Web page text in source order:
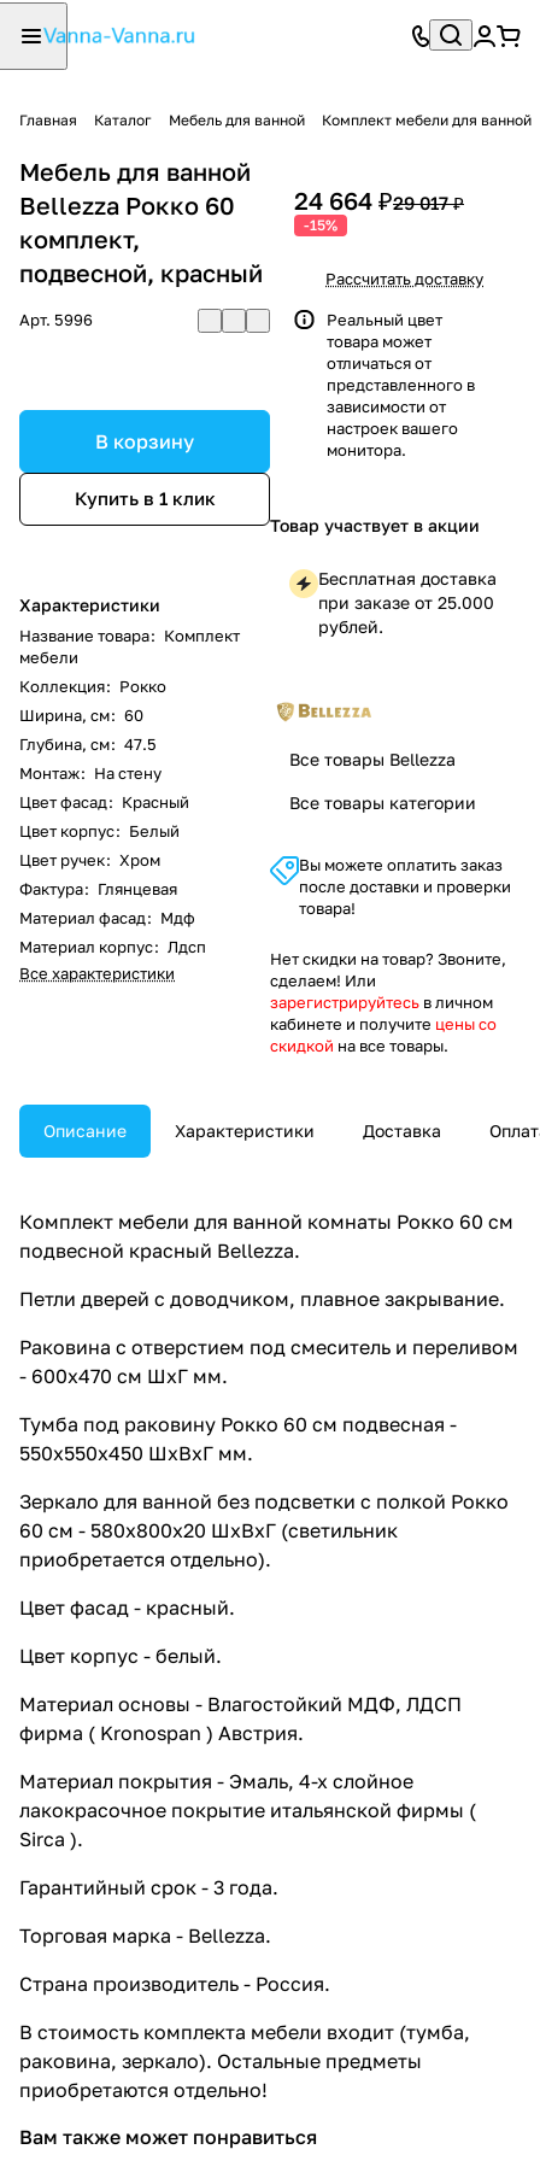
Главная Каталог Мебель для ванной Комплект мебели для ванной
Мебель для ванной
Bellezza Рокко 60
комплект,
подвесной, красный
Арт. 5996
В корзину
Купить в 1 клик
Характеристики
Название товара: Комплект
мебели
Коллекция: Рокко
Ширина, см: 60
Глубина, см: 47.5
Монтаж: На стену
Цвет фасад: Красный
Цвет корпус: Белый
Цвет ручек: Хром
Фактура: Глянцевая
Материал фасад: Мдф
Материал корпус: Лдсп
Все характеристики
24 664 ₽29 017 ₽
-15%
Рассчитать доставку
Реальный цвет
товара может
отличаться от
представленного в
зависимости от
настроек вашего
монитора.
Товар участвует в акции
Бесплатная доставка
при заказе от 25.000
рублей.
Все товары Bellezza
Все товары категории
Вы можете оплатить заказ
после доставки и проверки
товара!
Нет скидки на товар? Звоните,
сделаем! Или
зарегистрируйтесь в личном
кабинете и получите цены со
скидкой на все товары.
Описание Характеристики Доставка
Комплект мебели для ванной комнаты Рокко 60 см
подвесной красный Bellezza.
Петли дверей с доводчиком, плавное закрывание.
Раковина с отверстием под смеситель и переливом
- 600х470 см ШхГ мм.
Тумба под раковину Рокко 60 см подвесная -
550х550х450 ШхВхГ мм.
Зеркало для ванной без подсветки с полкой Рокко
60 см - 580х800х20 ШхВхГ (светильник
приобретается отдельно).
Цвет фасад - красный.
Цвет корпус - белый.
Материал основы - Влагостойкий МДФ, ЛДСП
фирма ( Kronospan ) Австрия.
Материал покрытия - Эмаль, 4-х слойное
лакокрасочное покрытие итальянской фирмы (
Sirca ).
Гарантийный срок - 3 года.
Торговая марка - Bellezza.
Страна производитель - Россия.
В стоимость комплекта мебели входит (тумба,
раковина, зеркало). Остальные предметы
приобретаются отдельно!
Вам также может понравиться